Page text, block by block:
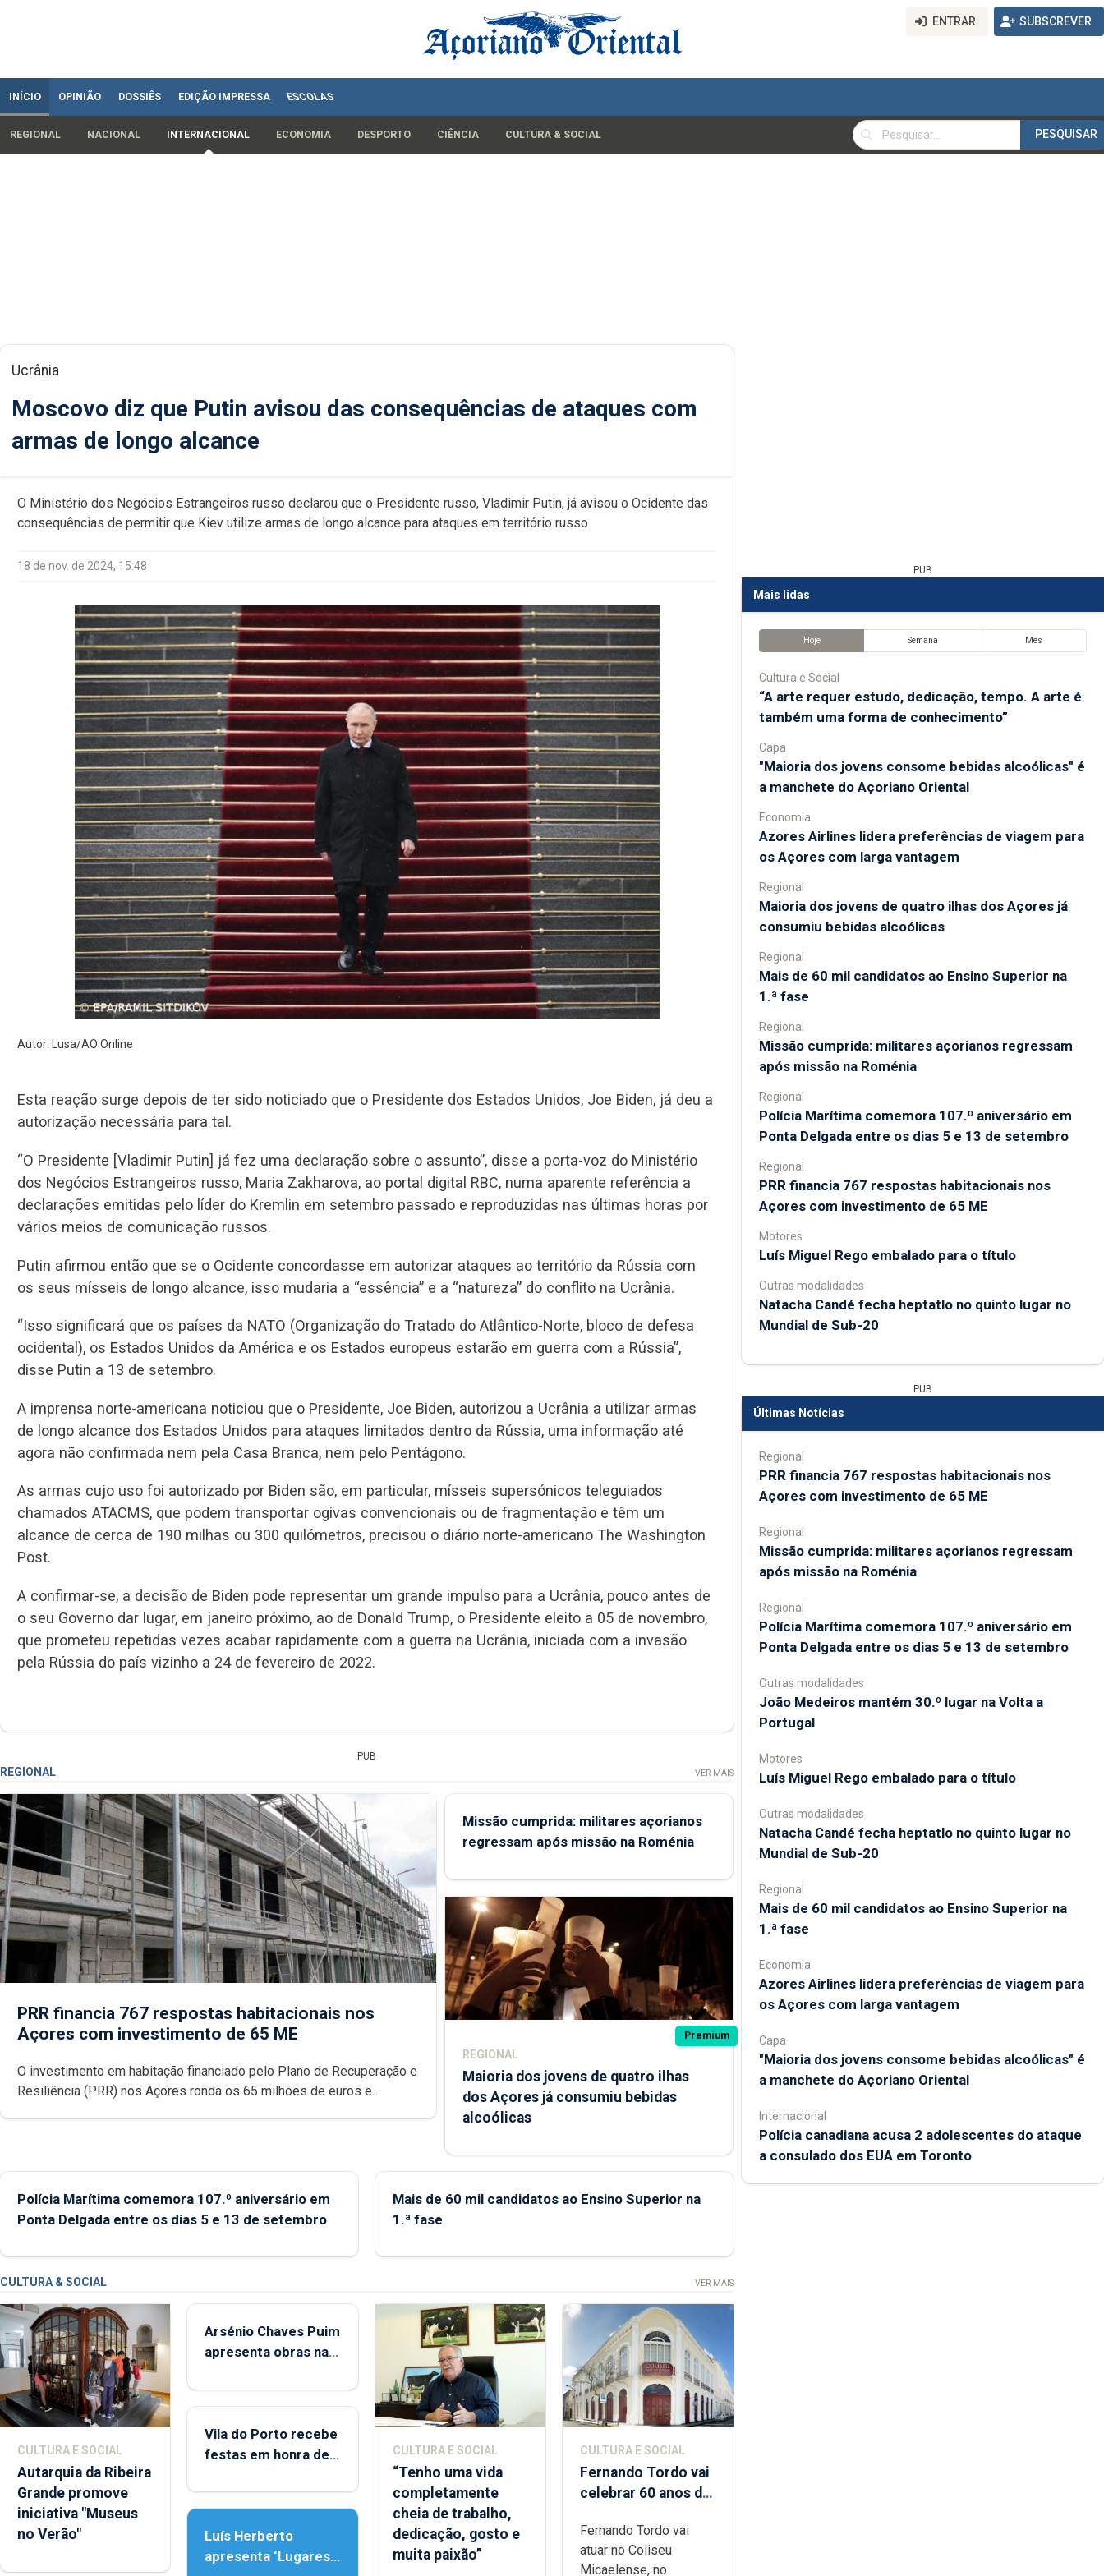
ENTRAR SUBSCREVER
INÍCIO OPINIÃO DOSSIÊS EDIÇÃO IMPRESSA ESCOLAS
REGIONAL NACIONAL INTERNACIONAL ECONOMIA DESPORTO CIÊNCIA CULTURA & SOCIAL
PESQUISAR
PESQUISAR
Ucrânia
Moscovo diz que Putin avisou das consequências de ataques com
armas de longo alcance
O Ministério dos Negócios Estrangeiros russo declarou que o Presidente russo, Vladimir Putin, já avisou o Ocidente das
consequências de permitir que Kiev utilize armas de longo alcance para ataques em território russo
18 de nov. de 2024, 15:48
Autor: Lusa/AO Online
Esta reação surge depois de ter sido noticiado que o Presidente dos Estados Unidos, Joe Biden, já deu a
autorização necessária para tal.
“O Presidente [Vladimir Putin] já fez uma declaração sobre o assunto”, disse a porta-voz do Ministério
dos Negócios Estrangeiros russo, Maria Zakharova, ao portal digital RBC, numa aparente referência a
declarações emitidas pelo líder do Kremlin em setembro passado e reproduzidas nas últimas horas por
vários meios de comunicação russos.
Putin afirmou então que se o Ocidente concordasse em autorizar ataques ao território da Rússia com
os seus mísseis de longo alcance, isso mudaria a “essência” e a “natureza” do conflito na Ucrânia.
“Isso significará que os países da NATO (Organização do Tratado do Atlântico-Norte, bloco de defesa
ocidental), os Estados Unidos da América e os Estados europeus estarão em guerra com a Rússia”,
disse Putin a 13 de setembro.
A imprensa norte-americana noticiou que o Presidente, Joe Biden, autorizou a Ucrânia a utilizar armas
de longo alcance dos Estados Unidos para ataques limitados dentro da Rússia, uma informação até
agora não confirmada nem pela Casa Branca, nem pelo Pentágono.
As armas cujo uso foi autorizado por Biden são, em particular, mísseis supersónicos teleguiados
chamados ATACMS, que podem transportar ogivas convencionais ou de fragmentação e têm um
alcance de cerca de 190 milhas ou 300 quilómetros, precisou o diário norte-americano The Washington
Post.
A confirmar-se, a decisão de Biden pode representar um grande impulso para a Ucrânia, pouco antes de
o seu Governo dar lugar, em janeiro próximo, ao de Donald Trump, o Presidente eleito a 05 de novembro,
que prometeu repetidas vezes acabar rapidamente com a guerra na Ucrânia, iniciada com a invasão
pela Rússia do país vizinho a 24 de fevereiro de 2022.
PUB
REGIONAL VER MAIS
PRR financia 767 respostas habitacionais nos
Açores com investimento de 65 ME
O investimento em habitação financiado pelo Plano de Recuperação e
Resiliência (PRR) nos Açores ronda os 65 milhões de euros e
Missão cumprida: militares açorianos
regressam após missão na Roménia
Premium
REGIONAL
Maioria dos jovens de quatro ilhas
dos Açores já consumiu bebidas
alcoólicas
Polícia Marítima comemora 107.º aniversário em
Ponta Delgada entre os dias 5 e 13 de setembro
Mais de 60 mil candidatos ao Ensino Superior na
1.ª fase
CULTURA & SOCIAL VER MAIS
CULTURA E SOCIAL
Autarquia da Ribeira
Grande promove
iniciativa "Museus
no Verão"
Arsénio Chaves Puim
apresenta obras na
Porto
Vila do Porto recebe
festas em honra de
Assunção
Luís Herberto
apresenta ‘Lugares
CULTURA E SOCIAL
“Tenho uma vida
completamente
cheia de trabalho,
dedicação, gosto e
muita paixão”
CULTURA E SOCIAL
Fernando Tordo vai
celebrar 60 anos de
Micaelense
Fernando Tordo vai
atuar no Coliseu
Micaelense, no
PUB
Mais lidas
Hoje Semana Mês
Cultura e Social
“A arte requer estudo, dedicação, tempo. A arte é
também uma forma de conhecimento”
Capa
"Maioria dos jovens consome bebidas alcoólicas" é
a manchete do Açoriano Oriental
Economia
Azores Airlines lidera preferências de viagem para
os Açores com larga vantagem
Regional
Maioria dos jovens de quatro ilhas dos Açores já
consumiu bebidas alcoólicas
Regional
Mais de 60 mil candidatos ao Ensino Superior na
1.ª fase
Regional
Missão cumprida: militares açorianos regressam
após missão na Roménia
Regional
Polícia Marítima comemora 107.º aniversário em
Ponta Delgada entre os dias 5 e 13 de setembro
Regional
PRR financia 767 respostas habitacionais nos
Açores com investimento de 65 ME
Motores
Luís Miguel Rego embalado para o título
Outras modalidades
Natacha Candé fecha heptatlo no quinto lugar no
Mundial de Sub-20
PUB
Últimas Notícias
Regional
PRR financia 767 respostas habitacionais nos
Açores com investimento de 65 ME
Regional
Missão cumprida: militares açorianos regressam
após missão na Roménia
Regional
Polícia Marítima comemora 107.º aniversário em
Ponta Delgada entre os dias 5 e 13 de setembro
Outras modalidades
João Medeiros mantém 30.º lugar na Volta a
Portugal
Motores
Luís Miguel Rego embalado para o título
Outras modalidades
Natacha Candé fecha heptatlo no quinto lugar no
Mundial de Sub-20
Regional
Mais de 60 mil candidatos ao Ensino Superior na
1.ª fase
Economia
Azores Airlines lidera preferências de viagem para
os Açores com larga vantagem
Capa
"Maioria dos jovens consome bebidas alcoólicas" é
a manchete do Açoriano Oriental
Internacional
Polícia canadiana acusa 2 adolescentes do ataque
a consulado dos EUA em Toronto